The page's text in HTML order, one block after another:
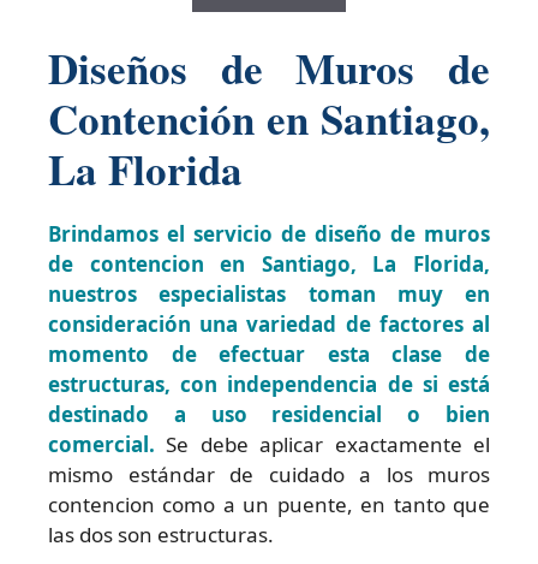
Diseños de Muros de
Contención en Santiago,
La Florida
Brindamos el servicio de diseño de muros
de contencion en Santiago, La Florida,
nuestros especialistas toman muy en
consideración una variedad de factores al
momento de efectuar esta clase de
estructuras, con independencia de si está
destinado a uso residencial o bien
comercial. Se debe aplicar exactamente el
mismo estándar de cuidado a los muros
contencion como a un puente, en tanto que
las dos son estructuras.